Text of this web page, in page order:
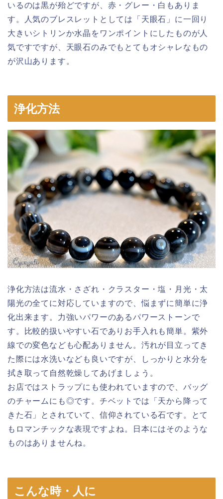
いるのは黒が殆どですが、赤・グレー・白もありま
す。人気のブレスレットとしては「天眼石」に一回り
大きいシトリンか水晶をワンポイントにしたものが人
気ですですが、天眼石のみでもとてもオシャレなもの
が沢山あります。
浄化方法
浄化方法は流水・さざれ・クラスター・塩・月光・太
陽光の全てに対応していますので、悩まずに簡単に浄
化出来ます。力強いパワーのあるパワーストーンで
す。比較的扱いやすい石でありお手入れも簡単。紫外
線での変色なども心配ありません。汚れが目立ってき
た際には水洗いなども良いですが、しっかりと水分を
拭き取って自然乾燥してあげましょう。
お店ではストラップにも使われていますので、バッグ
のチャームにも◎です。チベットでは「天から降って
きた石」とされていて、信仰されている石です。とて
もロマンチックな表現ですよね。日本にはそのような
ものはありませんね。
こんな時・人に